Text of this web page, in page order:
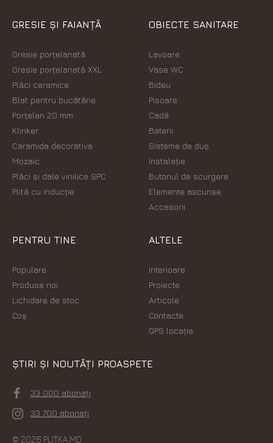
GRESIE ȘI FAIANȚĂ
Gresie porțelanată
Gresie porțelanată XXL
Plăci ceramice
Blat pentru bucătărie
Porțelan 20 mm
Klinker
Caramida decorativa
Mozaic
Plăci şi dale vinilice SPC
Plită cu inducție
OBIECTE SANITARE
Lavoare
Vase WC
Bideu
Pisoare
Cadă
Baterii
Sisteme de duș
Instalație
Butonul de scurgere
Elemente ascunse
Accesorii
PENTRU TINE
Populare
Produse noi
Lichidare de stoc
Coș
ALTELE
Interioare
Proiecte
Articole
Contacte
GPS locație
ȘTIRI ȘI NOUTĂȚI PROASPETE
33 000 abonați
33 700 abonați
© 2026 PLITKA.MD